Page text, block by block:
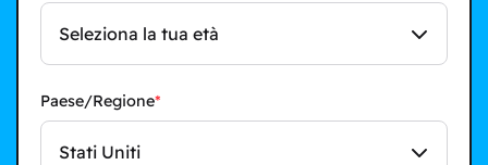
Seleziona la tua età
Paese/Regione
Stati Uniti